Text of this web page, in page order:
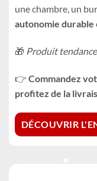
une chambre, un
autonomie durable
🎁 Produit
👉 Commandez
profitez de la
DÉCOUVRIR